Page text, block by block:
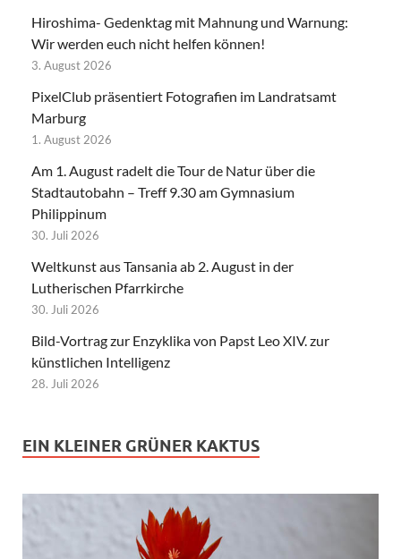
Hiroshima- Gedenktag mit Mahnung und Warnung:
Wir werden euch nicht helfen können!
3. August 2026
PixelClub präsentiert Fotografien im Landratsamt
Marburg
1. August 2026
Am 1. August radelt die Tour de Natur über die
Stadtautobahn – Treff 9.30 am Gymnasium
Philippinum
30. Juli 2026
Weltkunst aus Tansania ab 2. August in der
Lutherischen Pfarrkirche
30. Juli 2026
Bild-Vortrag zur Enzyklika von Papst Leo XIV. zur
künstlichen Intelligenz
28. Juli 2026
EIN KLEINER GRÜNER KAKTUS